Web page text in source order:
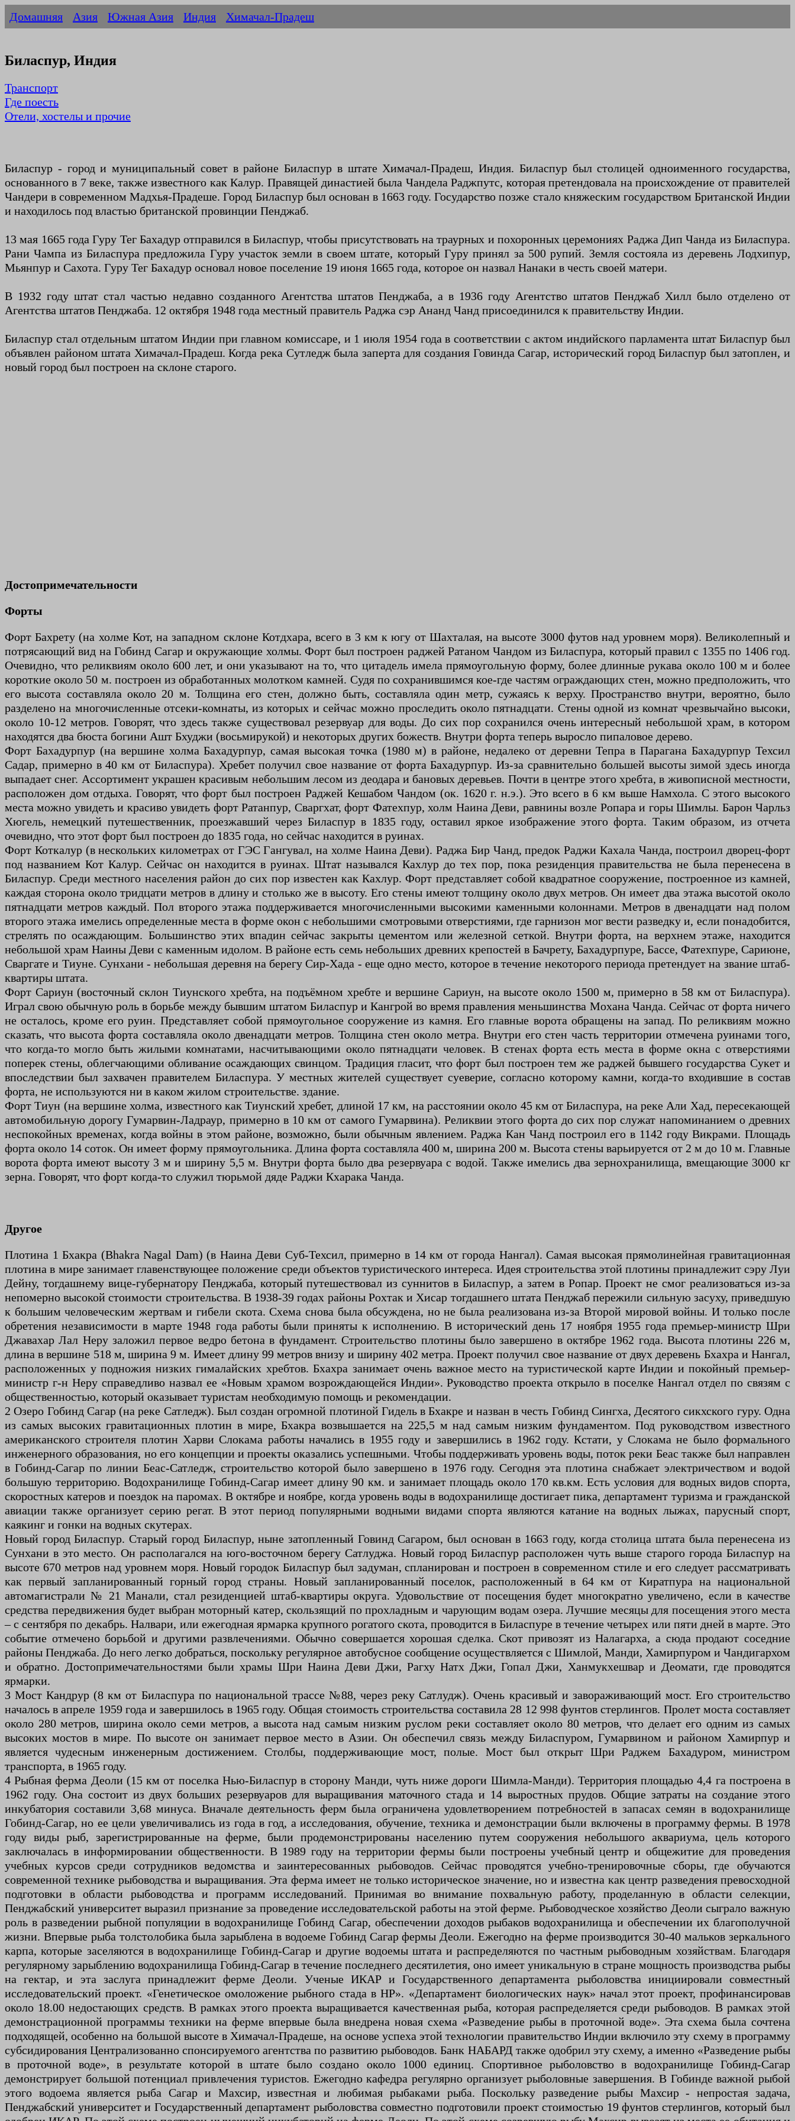
Домашняя Азия Южная Азия Индия Химачал-Прадеш
Биласпур, Индия
Транспорт
Где поесть
Отели, хостелы и прочие
Биласпур - город и муниципальный совет в районе Биласпур в штате Химачал-Прадеш, Индия. Биласпур был столицей одноименного государства,
основанного в 7 веке, также известного как Калур. Правящей династией была Чандела Раджпутс, которая претендовала на происхождение от правителей
Чандери в современном Мадхья-Прадеше. Город Биласпур был основан в 1663 году. Государство позже стало княжеским государством Британской Индии
и находилось под властью британской провинции Пенджаб.
13 мая 1665 года Гуру Тег Бахадур отправился в Биласпур, чтобы присутствовать на траурных и похоронных церемониях Раджа Дип Чанда из Биласпура.
Рани Чампа из Биласпура предложила Гуру участок земли в своем штате, который Гуру принял за 500 рупий. Земля состояла из деревень Лодхипур,
Мьянпур и Сахота. Гуру Тег Бахадур основал новое поселение 19 июня 1665 года, которое он назвал Нанаки в честь своей матери.
В 1932 году штат стал частью недавно созданного Агентства штатов Пенджаба, а в 1936 году Агентство штатов Пенджаб Хилл было отделено от
Агентства штатов Пенджаба. 12 октября 1948 года местный правитель Раджа сэр Ананд Чанд присоединился к правительству Индии.
Биласпур стал отдельным штатом Индии при главном комиссаре, и 1 июля 1954 года в соответствии с актом индийского парламента штат Биласпур был
объявлен районом штата Химачал-Прадеш. Когда река Сутледж была заперта для создания Говинда Сагар, исторический город Биласпур был затоплен, и
новый город был построен на склоне старого.
Достопримечательности
Форты
Форт Бахрету (на холме Кот, на западном склоне Котдхара, всего в 3 км к югу от Шахталая, на высоте 3000 футов над уровнем моря). Великолепный и
потрясающий вид на Гобинд Сагар и окружающие холмы. Форт был построен раджей Ратаном Чандом из Биласпура, который правил с 1355 по 1406 год.
Очевидно, что реликвиям около 600 лет, и они указывают на то, что цитадель имела прямоугольную форму, более длинные рукава около 100 м и более
короткие около 50 м. построен из обработанных молотком камней. Судя по сохранившимся кое-где частям ограждающих стен, можно предположить, что
его высота составляла около 20 м. Толщина его стен, должно быть, составляла один метр, сужаясь к верху. Пространство внутри, вероятно, было
разделено на многочисленные отсеки-комнаты, из которых и сейчас можно проследить около пятнадцати. Стены одной из комнат чрезвычайно высоки,
около 10-12 метров. Говорят, что здесь также существовал резервуар для воды. До сих пор сохранился очень интересный небольшой храм, в котором
находятся два бюста богини Ашт Бхуджи (восьмирукой) и некоторых других божеств. Внутри форта теперь выросло пипаловое дерево.
Форт Бахадурпур (на вершине холма Бахадурпур, самая высокая точка (1980 м) в районе, недалеко от деревни Тепра в Парагана Бахадурпур Техсил
Садар, примерно в 40 км от Биласпура). Хребет получил свое название от форта Бахадурпур. Из-за сравнительно большей высоты зимой здесь иногда
выпадает снег. Ассортимент украшен красивым небольшим лесом из деодара и бановых деревьев. Почти в центре этого хребта, в живописной местности,
расположен дом отдыха. Говорят, что форт был построен Раджей Кешабом Чандом (ок. 1620 г. н.э.). Это всего в 6 км выше Намхола. С этого высокого
места можно увидеть и красиво увидеть форт Ратанпур, Сваргхат, форт Фатехпур, холм Наина Деви, равнины возле Ропара и горы Шимлы. Барон Чарльз
Хюгель, немецкий путешественник, проезжавший через Биласпур в 1835 году, оставил яркое изображение этого форта. Таким образом, из отчета
очевидно, что этот форт был построен до 1835 года, но сейчас находится в руинах.
Форт Коткалур (в нескольких километрах от ГЭС Гангувал, на холме Наина Деви). Раджа Бир Чанд, предок Раджи Кахала Чанда, построил дворец-форт
под названием Кот Калур. Сейчас он находится в руинах. Штат назывался Кахлур до тех пор, пока резиденция правительства не была перенесена в
Биласпур. Среди местного населения район до сих пор известен как Кахлур. Форт представляет собой квадратное сооружение, построенное из камней,
каждая сторона около тридцати метров в длину и столько же в высоту. Его стены имеют толщину около двух метров. Он имеет два этажа высотой около
пятнадцати метров каждый. Пол второго этажа поддерживается многочисленными высокими каменными колоннами. Метров в двенадцати над полом
второго этажа имелись определенные места в форме окон с небольшими смотровыми отверстиями, где гарнизон мог вести разведку и, если понадобится,
стрелять по осаждающим. Большинство этих впадин сейчас закрыты цементом или железной сеткой. Внутри форта, на верхнем этаже, находится
небольшой храм Наины Деви с каменным идолом. В районе есть семь небольших древних крепостей в Бачрету, Бахадурпуре, Бассе, Фатехпуре, Сариюне,
Сваргате и Тиуне. Сунхани - небольшая деревня на берегу Сир-Хада - еще одно место, которое в течение некоторого периода претендует на звание штаб-
квартиры штата.
Форт Сариун (восточный склон Тиунского хребта, на подъёмном хребте и вершине Сариун, на высоте около 1500 м, примерно в 58 км от Биласпура).
Играл свою обычную роль в борьбе между бывшим штатом Биласпур и Кангрой во время правления меньшинства Мохана Чанда. Сейчас от форта ничего
не осталось, кроме его руин. Представляет собой прямоугольное сооружение из камня. Его главные ворота обращены на запад. По реликвиям можно
сказать, что высота форта составляла около двенадцати метров. Толщина стен около метра. Внутри его стен часть территории отмечена руинами того,
что когда-то могло быть жилыми комнатами, насчитывающими около пятнадцати человек. В стенах форта есть места в форме окна с отверстиями
поперек стены, облегчающими обливание осаждающих свинцом. Традиция гласит, что форт был построен тем же раджей бывшего государства Сукет и
впоследствии был захвачен правителем Биласпура. У местных жителей существует суеверие, согласно которому камни, когда-то входившие в состав
форта, не используются ни в каком жилом строительстве. здание.
Форт Тиун (на вершине холма, известного как Тиунский хребет, длиной 17 км, на расстоянии около 45 км от Биласпура, на реке Али Хад, пересекающей
автомобильную дорогу Гумарвин-Ладраур, примерно в 10 км от самого Гумарвина). Реликвии этого форта до сих пор служат напоминанием о древних
неспокойных временах, когда войны в этом районе, возможно, были обычным явлением. Раджа Кан Чанд построил его в 1142 году Викрами. Площадь
форта около 14 соток. Он имеет форму прямоугольника. Длина форта составляла 400 м, ширина 200 м. Высота стены варьируется от 2 м до 10 м. Главные
ворота форта имеют высоту 3 м и ширину 5,5 м. Внутри форта было два резервуара с водой. Также имелись два зернохранилища, вмещающие 3000 кг
зерна. Говорят, что форт когда-то служил тюрьмой дяде Раджи Кхарака Чанда.
Другое
Плотина 1 Бхакра (Bhakra Nagal Dam) (в Наина Деви Суб-Техсил, примерно в 14 км от города Нангал). Самая высокая прямолинейная гравитационная
плотина в мире занимает главенствующее положение среди объектов туристического интереса. Идея строительства этой плотины принадлежит сэру Луи
Дейну, тогдашнему вице-губернатору Пенджаба, который путешествовал из суннитов в Биласпур, а затем в Ропар. Проект не смог реализоваться из-за
непомерно высокой стоимости строительства. В 1938-39 годах районы Рохтак и Хисар тогдашнего штата Пенджаб пережили сильную засуху, приведшую
к большим человеческим жертвам и гибели скота. Схема снова была обсуждена, но не была реализована из-за Второй мировой войны. И только после
обретения независимости в марте 1948 года работы были приняты к исполнению. В исторический день 17 ноября 1955 года премьер-министр Шри
Джавахар Лал Неру заложил первое ведро бетона в фундамент. Строительство плотины было завершено в октябре 1962 года. Высота плотины 226 м,
длина в вершине 518 м, ширина 9 м. Имеет длину 99 метров внизу и ширину 402 метра. Проект получил свое название от двух деревень Бхахра и Нангал,
расположенных у подножия низких гималайских хребтов. Бхахра занимает очень важное место на туристической карте Индии и покойный премьер-
министр г-н Неру справедливо назвал ее «Новым храмом возрождающейся Индии». Руководство проекта открыло в поселке Нангал отдел по связям с
общественностью, который оказывает туристам необходимую помощь и рекомендации.
2 Озеро Гобинд Сагар (на реке Сатледж). Был создан огромной плотиной Гидель в Бхакре и назван в честь Гобинд Сингха, Десятого сикхского гуру. Одна
из самых высоких гравитационных плотин в мире, Бхакра возвышается на 225,5 м над самым низким фундаментом. Под руководством известного
американского строителя плотин Харви Слокама работы начались в 1955 году и завершились в 1962 году. Кстати, у Слокама не было формального
инженерного образования, но его концепции и проекты оказались успешными. Чтобы поддерживать уровень воды, поток реки Беас также был направлен
в Гобинд-Сагар по линии Беас-Сатледж, строительство которой было завершено в 1976 году. Сегодня эта плотина снабжает электричеством и водой
большую территорию. Водохранилище Гобинд-Сагар имеет длину 90 км. и занимает площадь около 170 кв.км. Есть условия для водных видов спорта,
скоростных катеров и поездок на паромах. В октябре и ноябре, когда уровень воды в водохранилище достигает пика, департамент туризма и гражданской
авиации также организует серию регат. В этот период популярными водными видами спорта являются катание на водных лыжах, парусный спорт,
каякинг и гонки на водных скутерах.
Новый город Биласпур. Старый город Биласпур, ныне затопленный Говинд Сагаром, был основан в 1663 году, когда столица штата была перенесена из
Сунхани в это место. Он располагался на юго-восточном берегу Сатлуджа. Новый город Биласпур расположен чуть выше старого города Биласпур на
высоте 670 метров над уровнем моря. Новый городок Биласпур был задуман, спланирован и построен в современном стиле и его следует рассматривать
как первый запланированный горный город страны. Новый запланированный поселок, расположенный в 64 км от Киратпура на национальной
автомагистрали № 21 Манали, стал резиденцией штаб-квартиры округа. Удовольствие от посещения будет многократно увеличено, если в качестве
средства передвижения будет выбран моторный катер, скользящий по прохладным и чарующим водам озера. Лучшие месяцы для посещения этого места
– с сентября по декабрь. Налвари, или ежегодная ярмарка крупного рогатого скота, проводится в Биласпуре в течение четырех или пяти дней в марте. Это
событие отмечено борьбой и другими развлечениями. Обычно совершается хорошая сделка. Скот привозят из Налагарха, а сюда продают соседние
районы Пенджаба. До него легко добраться, поскольку регулярное автобусное сообщение осуществляется с Шимлой, Манди, Хамирпуром и Чандигархом
и обратно. Достопримечательностями были храмы Шри Наина Деви Джи, Рагху Натх Джи, Гопал Джи, Ханмукхешвар и Деомати, где проводятся
ярмарки.
3 Мост Кандрур (8 км от Биласпура по национальной трассе №88, через реку Сатлудж). Очень красивый и завораживающий мост. Его строительство
началось в апреле 1959 года и завершилось в 1965 году. Общая стоимость строительства составила 28 12 998 фунтов стерлингов. Пролет моста составляет
около 280 метров, ширина около семи метров, а высота над самым низким руслом реки составляет около 80 метров, что делает его одним из самых
высоких мостов в мире. По высоте он занимает первое место в Азии. Он обеспечил связь между Биласпуром, Гумарвином и районом Хамирпур и
является чудесным инженерным достижением. Столбы, поддерживающие мост, полые. Мост был открыт Шри Раджем Бахадуром, министром
транспорта, в 1965 году.
4 Рыбная ферма Деоли (15 км от поселка Нью-Биласпур в сторону Манди, чуть ниже дороги Шимла-Манди). Территория площадью 4,4 га построена в
1962 году. Она состоит из двух больших резервуаров для выращивания маточного стада и 14 выростных прудов. Общие затраты на создание этого
инкубатория составили 3,68 минуса. Вначале деятельность ферм была ограничена удовлетворением потребностей в запасах семян в водохранилище
Гобинд-Сагар, но ее цели увеличивались из года в год, а исследования, обучение, техника и демонстрации были включены в программу фермы. В 1978
году виды рыб, зарегистрированные на ферме, были продемонстрированы населению путем сооружения небольшого аквариума, цель которого
заключалась в информировании общественности. В 1989 году на территории фермы были построены учебный центр и общежитие для проведения
учебных курсов среди сотрудников ведомства и заинтересованных рыбоводов. Сейчас проводятся учебно-тренировочные сборы, где обучаются
современной технике рыбоводства и выращивания. Эта ферма имеет не только историческое значение, но и известна как центр разведения превосходной
подготовки в области рыбоводства и программ исследований. Принимая во внимание похвальную работу, проделанную в области селекции,
Пенджабский университет выразил признание за проведение исследовательской работы на этой ферме. Рыбоводческое хозяйство Деоли сыграло важную
роль в разведении рыбной популяции в водохранилище Гобинд Сагар, обеспечении доходов рыбаков водохранилища и обеспечении их благополучной
жизни. Впервые рыба толстолобика была зарыблена в водоеме Гобинд Сагар фермы Деоли. Ежегодно на ферме производится 30-40 мальков зеркального
карпа, которые заселяются в водохранилище Гобинд-Сагар и другие водоемы штата и распределяются по частным рыбоводным хозяйствам. Благодаря
регулярному зарыблению водохранилища Гобинд-Сагар в течение последнего десятилетия, оно имеет уникальную в стране мощность производства рыбы
на гектар, и эта заслуга принадлежит ферме Деоли. Ученые ИКАР и Государственного департамента рыболовства инициировали совместный
исследовательский проект. «Генетическое омоложение рыбного стада в HP». «Департамент биологических наук» начал этот проект, профинансировав
около 18.00 недостающих средств. В рамках этого проекта выращивается качественная рыба, которая распределяется среди рыбоводов. В рамках этой
демонстрационной программы техники на ферме впервые была внедрена новая схема «Разведение рыбы в проточной воде». Эта схема была сочтена
подходящей, особенно на большой высоте в Химачал-Прадеше, на основе успеха этой технологии правительство Индии включило эту схему в программу
субсидирования Централизованно спонсируемого агентства по развитию рыбоводов. Банк НАБАРД также одобрил эту схему, а именно «Разведение рыбы
в проточной воде», в результате которой в штате было создано около 1000 единиц. Спортивное рыболовство в водохранилище Гобинд-Сагар
демонстрирует большой потенциал привлечения туристов. Ежегодно кафедра регулярно организует рыболовные завершения. В Гобинде важной рыбой
этого водоема является рыба Сагар и Махсир, известная и любимая рыбаками рыба. Поскольку разведение рыбы Махсир - непростая задача,
Пенджабский университет и Государственный департамент рыболовства совместно подготовили проект стоимостью 19 фунтов стерлингов, который был